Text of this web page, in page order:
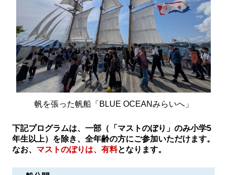
帆を張った帆船「BLUE OCEANみらいへ」
下記プログラムは、一部（「マストのぼり」のみ小学5
年生以上）を除き、全年齢の方にご参加いただけます。
なお、 マストのぼりは、有料となります。